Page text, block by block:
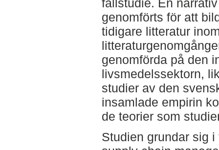
fallstudie. En
genomförts för att
tidigare litteratur
genomförda på den
livsmedelssektorn,
studier av den
insamlade empirin
de teorier som
Studien grundar sig